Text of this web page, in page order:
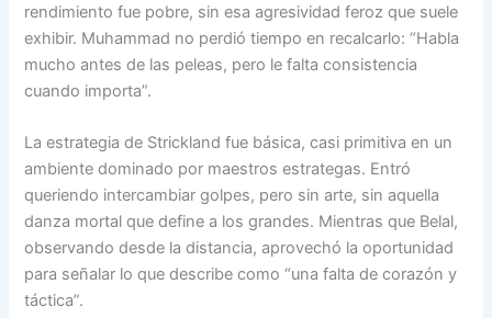
rendimiento fue pobre, sin esa agresividad feroz que suele
exhibir. Muhammad no perdió tiempo en recalcarlo: “Habla
mucho antes de las peleas, pero le falta consistencia
cuando importa”.
La estrategia de Strickland fue básica, casi primitiva en un
ambiente dominado por maestros estrategas. Entró
queriendo intercambiar golpes, pero sin arte, sin aquella
danza mortal que define a los grandes. Mientras que Belal,
observando desde la distancia, aprovechó la oportunidad
para señalar lo que describe como “una falta de corazón y
táctica”.